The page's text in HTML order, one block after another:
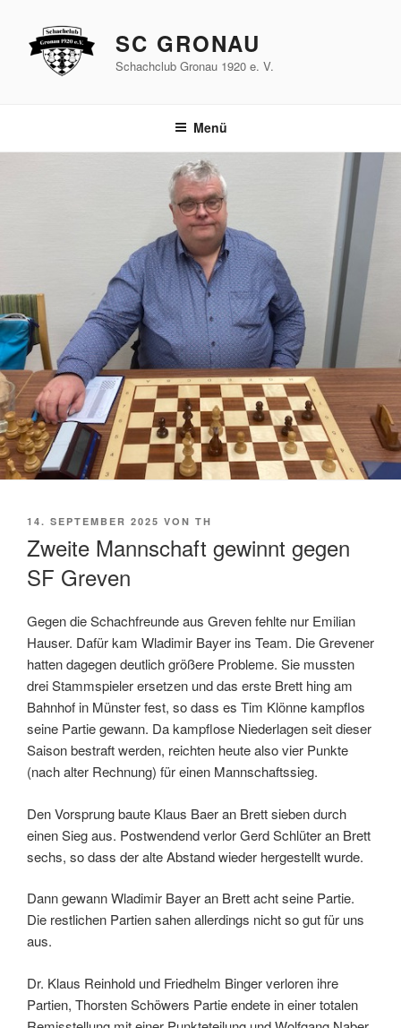
springen
SC GRONAU
Schachclub Gronau 1920 e. V.
Menü
VERÖFFENTLICHT
14. SEPTEMBER 2025 VON TH
Zweite Mannschaft gewinnt gegen
SF Greven
Gegen die Schachfreunde aus Greven fehlte nur Emilian
Hauser. Dafür kam Wladimir Bayer ins Team. Die Grevener
hatten dagegen deutlich größere Probleme. Sie mussten
drei Stammspieler ersetzen und das erste Brett hing am
Bahnhof in Münster fest, so dass es Tim Klönne kampflos
seine Partie gewann. Da kampflose Niederlagen seit dieser
Saison bestraft werden, reichten heute also vier Punkte
(nach alter Rechnung) für einen Mannschaftssieg.
Den Vorsprung baute Klaus Baer an Brett sieben durch
einen Sieg aus. Postwendend verlor Gerd Schlüter an Brett
sechs, so dass der alte Abstand wieder hergestellt wurde.
Dann gewann Wladimir Bayer an Brett acht seine Partie.
Die restlichen Partien sahen allerdings nicht so gut für uns
aus.
Dr. Klaus Reinhold und Friedhelm Binger verloren ihre
Partien, Thorsten Schöwers Partie endete in einer totalen